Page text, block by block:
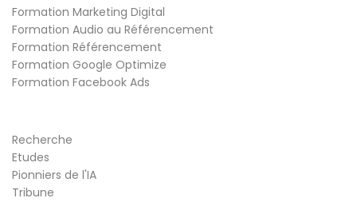
Formation Marketing Digital
Formation Audio au Référencement
Formation Référencement
Formation Google Optimize
Formation Facebook Ads
Recherche
Etudes
Pionniers de l'IA
Tribune